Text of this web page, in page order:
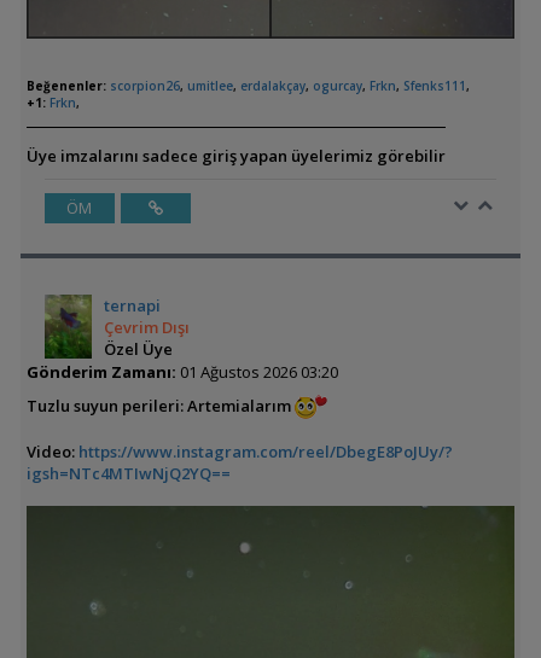
Beğenenler: scorpion26, umitlee, erdalakçay, ogurcay, Frkn, Sfenks111 ,
+1: Frkn,
Üye imzalarını sadece giriş yapan üyelerimiz görebilir
ÖM
ternapi
Çevrim Dışı
Özel Üye
Gönderim Zamanı: 01 Ağustos 2026 03:20
Tuzlu suyun perileri: Artemialarım
Video: https://www.instagram.com/reel/DbegE8PoJUy/?
igsh=NTc4MTIwNjQ2YQ==